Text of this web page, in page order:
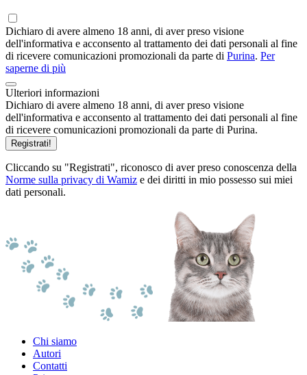
Dichiaro di avere almeno 18 anni, di aver preso visione
dell'informativa e acconsento al trattamento dei dati personali al fine
di ricevere comunicazioni promozionali da parte di Purina. Per
saperne di più
Ulteriori informazioni
Dichiaro di avere almeno 18 anni, di aver preso visione
dell'informativa e acconsento al trattamento dei dati personali al fine
di ricevere comunicazioni promozionali da parte di Purina.
Registrati!
Cliccando su "Registrati", riconosco di aver preso conoscenza della
Norme sulla privacy di Wamiz e dei diritti in mio possesso sui miei
dati personali.
Chi siamo
Autori
Contatti